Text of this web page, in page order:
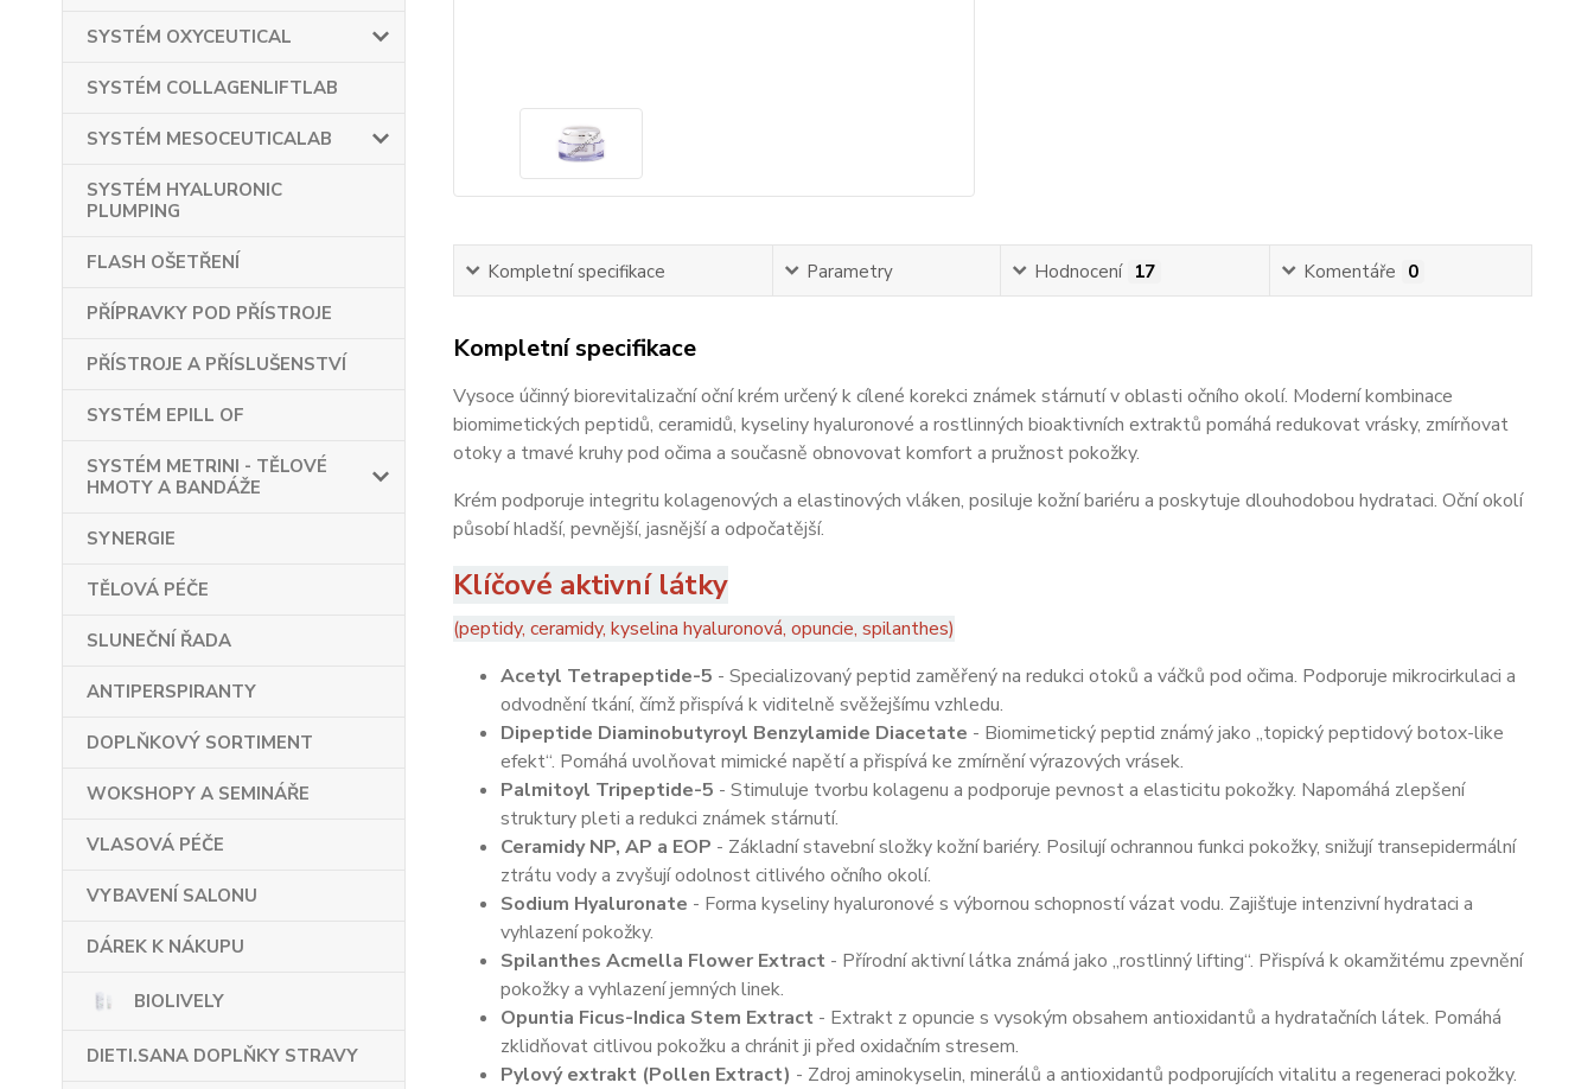
SYSTÉM OXYCEUTICAL
SYSTÉM COLLAGENLIFTLAB
SYSTÉM MESOCEUTICALAB
SYSTÉM HYALURONIC
PLUMPING
FLASH OŠETŘENÍ
PŘÍPRAVKY POD PŘÍSTROJE
PŘÍSTROJE A PŘÍSLUŠENSTVÍ
SYSTÉM EPILL OF
SYSTÉM METRINI - TĚLOVÉ
HMOTY A BANDÁŽE
SYNERGIE
TĚLOVÁ PÉČE
SLUNEČNÍ ŘADA
ANTIPERSPIRANTY
DOPLŇKOVÝ SORTIMENT
WOKSHOPY A SEMINÁŘE
VLASOVÁ PÉČE
VYBAVENÍ SALONU
DÁREK K NÁKUPU
BIOLIVELY
DIETI.SANA DOPLŇKY STRAVY
Kompletní specifikace Parametry Hodnocení 17 Komentáře 0
Kompletní specifikace
Vysoce účinný biorevitalizační oční krém určený k cílené korekci známek stárnutí v oblasti očního okolí. Moderní kombinace
biomimetických peptidů, ceramidů, kyseliny hyaluronové a rostlinných bioaktivních extraktů pomáhá redukovat vrásky, zmírňovat
otoky a tmavé kruhy pod očima a současně obnovovat komfort a pružnost pokožky.
Krém podporuje integritu kolagenových a elastinových vláken, posiluje kožní bariéru a poskytuje dlouhodobou hydrataci. Oční okolí
působí hladší, pevnější, jasnější a odpočatější.
Klíčové aktivní látky
(peptidy, ceramidy, kyselina hyaluronová, opuncie, spilanthes)
Acetyl Tetrapeptide-5 - Specializovaný peptid zaměřený na redukci otoků a váčků pod očima. Podporuje mikrocirkulaci a
odvodnění tkání, čímž přispívá k viditelně svěžejšímu vzhledu.
Dipeptide Diaminobutyroyl Benzylamide Diacetate - Biomimetický peptid známý jako „topický peptidový botox-like
efekt“. Pomáhá uvolňovat mimické napětí a přispívá ke zmírnění výrazových vrásek.
Palmitoyl Tripeptide-5 - Stimuluje tvorbu kolagenu a podporuje pevnost a elasticitu pokožky. Napomáhá zlepšení
struktury pleti a redukci známek stárnutí.
Ceramidy NP, AP a EOP - Základní stavební složky kožní bariéry. Posilují ochrannou funkci pokožky, snižují transepidermální
ztrátu vody a zvyšují odolnost citlivého očního okolí.
Sodium Hyaluronate - Forma kyseliny hyaluronové s výbornou schopností vázat vodu. Zajišťuje intenzivní hydrataci a
vyhlazení pokožky.
Spilanthes Acmella Flower Extract- Přírodní aktivní látka známá jako „rostlinný lifting“. Přispívá k okamžitému zpevnění
pokožky a vyhlazení jemných linek.
Opuntia Ficus-Indica Stem Extract- Extrakt z opuncie s vysokým obsahem antioxidantů a hydratačních látek. Pomáhá
zklidňovat citlivou pokožku a chránit ji před oxidačním stresem.
Pylový extrakt (Pollen Extract) - Zdroj aminokyselin, minerálů a antioxidantů podporujících vitalitu a regeneraci pokožky.